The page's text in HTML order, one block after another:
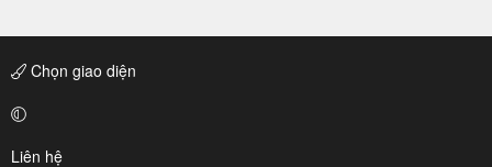
Chọn giao diện
Liên hệ